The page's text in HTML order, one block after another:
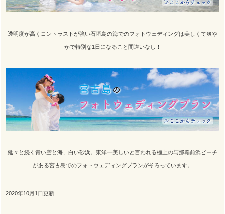
透明度が高くコントラストが強い石垣島の海でのフォトウェディングは美しくて爽や
かで特別な1日になること間違いなし！
延々と続く青い空と海、白い砂浜。東洋一美しいと言われる極上の与那覇前浜ビーチ
がある宮古島でのフォトウェディングプランがそろっています。
2020年10月1日更新